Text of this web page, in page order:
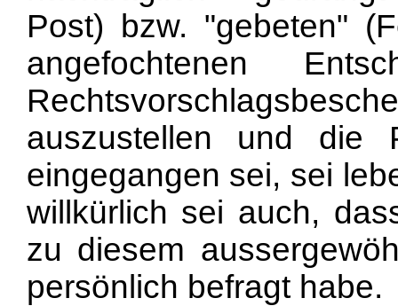
Post) bzw. "gebeten"
angefochtenen
auszustellen und die
eingegangen sei, sei
willkürlich sei auch,
zu diesem
persönlich befragt habe.